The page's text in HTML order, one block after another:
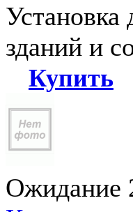
Установка
зданий и
Купить
Ожидание